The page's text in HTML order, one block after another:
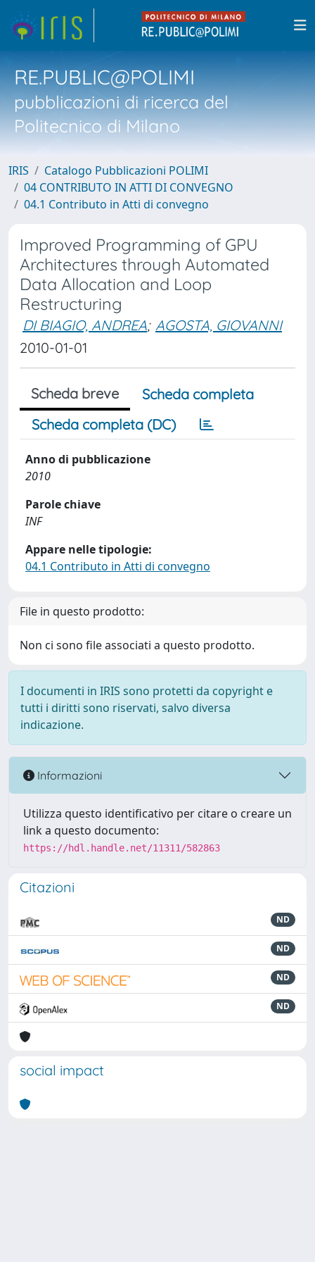
RE.PUBLIC@POLIMI
pubblicazioni di ricerca del
Politecnico di Milano
IRIS
Catalogo Pubblicazioni POLIMI
04 CONTRIBUTO IN ATTI DI CONVEGNO
04.1 Contributo in Atti di convegno
Improved Programming of GPU
Architectures through Automated
Data Allocation and Loop
Restructuring
DI BIAGIO, ANDREA; AGOSTA, GIOVANNI
2010-01-01
Scheda breve
Scheda completa
Scheda completa (DC)
Anno di pubblicazione
2010
Parole chiave
INF
Appare nelle tipologie:
04.1 Contributo in Atti di convegno
File in questo prodotto:
Non ci sono file associati a questo prodotto.
I documenti in IRIS sono protetti da copyright e
tutti i diritti sono riservati, salvo diversa
indicazione.
Informazioni
Utilizza questo identificativo per citare o creare un
link a questo documento:
https://hdl.handle.net/11311/582863
Citazioni
ND
ND
ND
ND
social impact